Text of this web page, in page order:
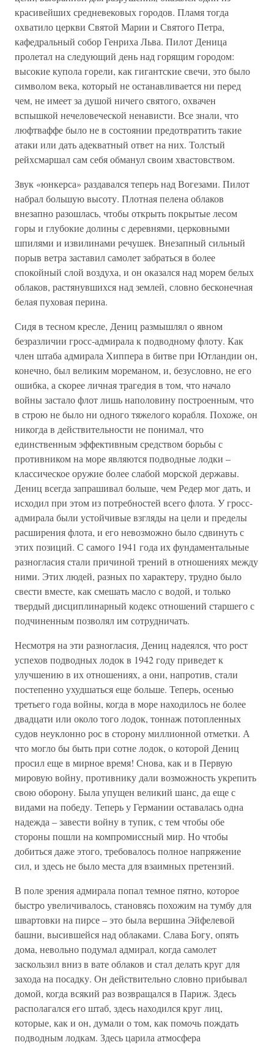
красивейших средневековых городов. Пламя тогда
охватило церкви Святой Марии и Святого Петра,
кафедральный собор Генриха Льва. Пилот Деница
пролетал на следующий день над горящим городом:
высокие купола горели, как гигантские свечи, это было
символом века, который не останавливается ни перед
чем, не имеет за душой ничего святого, охвачен
вспышкой нечеловеческой ненависти. Все знали, что
люфтваффе было не в состоянии предотвратить такие
атаки или дать адекватный ответ на них. Толстый
рейхсмаршал сам себя обманул своим хвастовством.
Звук «юнкерса» раздавался теперь над Вогезами. Пилот
набрал большую высоту. Плотная пелена облаков
внезапно разошлась, чтобы открыть покрытые лесом
горы и глубокие долины с деревнями, церковными
шпилями и извилинами речушек. Внезапный сильный
порыв ветра заставил самолет забраться в более
спокойный слой воздуха, и он оказался над морем белых
облаков, растянувшихся над землей, словно бесконечная
белая пуховая перина.
Сидя в тесном кресле, Дениц размышлял о явном
безразличии гросс-адмирала к подводному флоту. Как
член штаба адмирала Хиппера в битве при Ютландии он,
конечно, был великим мореманом, и, безусловно, не его
ошибка, а скорее личная трагедия в том, что начало
войны застало флот лишь наполовину построенным, что
в строю не было ни одного тяжелого корабля. Похоже, он
никогда в действительности не понимал, что
единственным эффективным средством борьбы с
противником на море являются подводные лодки –
классическое оружие более слабой морской державы.
Дениц всегда запрашивал больше, чем Редер мог дать, и
исходил при этом из потребностей всего флота. У гросс-
адмирала были устойчивые взгляды на цели и пределы
расширения флота, и его невозможно было сдвинуть с
этих позиций. С самого 1941 года их фундаментальные
разногласия стали причиной трений в отношениях между
ними. Этих людей, разных по характеру, трудно было
свести вместе, как смешать масло с водой, и только
твердый дисциплинарный кодекс отношений старшего с
подчиненным позволял им сотрудничать.
Несмотря на эти разногласия, Дениц надеялся, что рост
успехов подводных лодок в 1942 году приведет к
улучшению в их отношениях, а они, напротив, стали
постепенно ухудшаться еще больше. Теперь, осенью
третьего года войны, когда в море находилось не более
двадцати или около того лодок, тоннаж потопленных
судов неуклонно рос в сторону миллионной отметки. А
что могло бы быть при сотне лодок, о которой Дениц
просил еще в мирное время! Снова, как и в Первую
мировую войну, противнику дали возможность укрепить
свою оборону. Была упущен великий шанс, да еще с
видами на победу. Теперь у Германии оставалась одна
надежда – завести войну в тупик, с тем чтобы обе
стороны пошли на компромиссный мир. Но чтобы
добиться даже этого, требовалось полное напряжение
сил, и здесь не было места для взаимных претензий.
В поле зрения адмирала попал темное пятно, которое
быстро увеличивалось, становясь похожим на тумбу для
швартовки на пирсе – это была вершина Эйфелевой
башни, высившейся над облаками. Слава Богу, опять
дома, невольно подумал адмирал, когда самолет
заскользил вниз в вате облаков и стал делать круг для
захода на посадку. Он действительно словно прибывал
домой, когда всякий раз возвращался в Париж. Здесь
располагался его штаб, здесь находился круг лиц,
которые, как и он, думали о том, как помочь пождать
подводным лодкам. Здесь царила атмосфера